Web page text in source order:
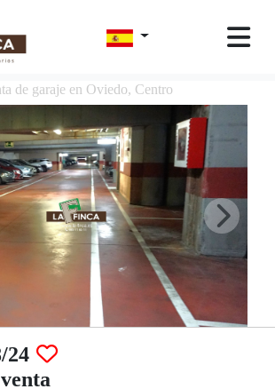
de garaje en Oviedo, Centro
24